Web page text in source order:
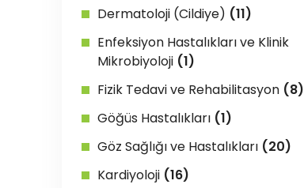
Dermatoloji (Cildiye) (11)
Enfeksiyon Hastalıkları ve Klinik
Mikrobiyoloji (1)
Fizik Tedavi ve Rehabilitasyon (8)
Göğüs Hastalıkları (1)
Göz Sağlığı ve Hastalıkları (20)
Kardiyoloji (16)